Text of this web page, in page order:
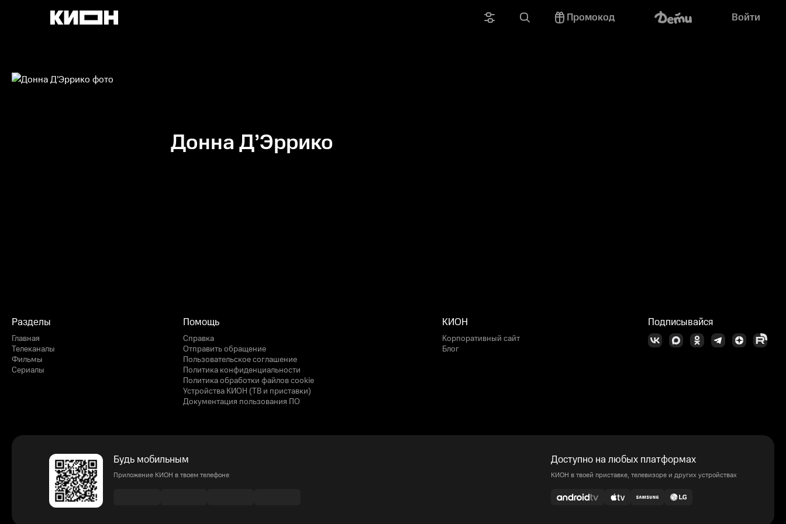
Промокод Войти
Донна Д’Эррико
Разделы
Главная
Телеканалы
Фильмы
Сериалы
Помощь
Справка
Отправить обращение
Пользовательское соглашение
Политика конфиденциальности
Политика обработки файлов cookie
Устройства КИОН (ТВ и приставки)
Документация пользования ПО
КИОН
Корпоративный сайт
Блог
Подписывайся
Будь мобильным
Приложение КИОН в твоем телефоне
Доступно на любых платформах
КИОН в твоей приставке, телевизоре и других устройствах